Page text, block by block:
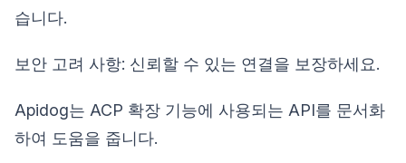
습니다.
보안 고려 사항: 신뢰할 수 있는 연결을 보장하세요.
Apidog는 ACP 확장 기능에 사용되는 API를 문서화
하여 도움을 줍니다.